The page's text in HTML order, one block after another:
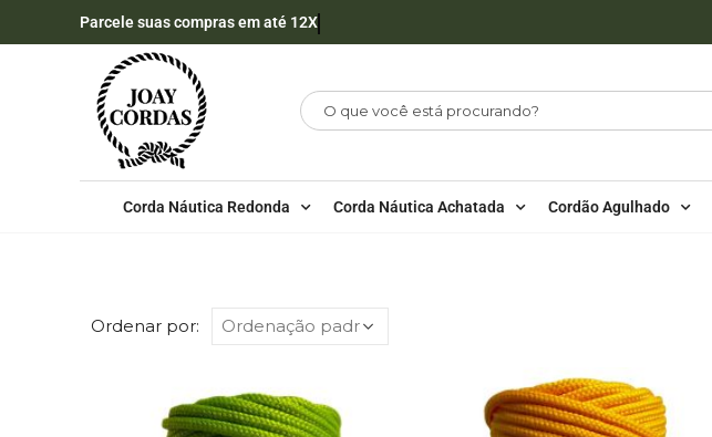
Parcele suas compras em até 12X
Corda Náutica Redonda Corda Náutica Achatada Cordão Agulhado
Ordenar por: